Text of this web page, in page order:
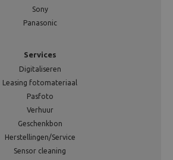
Sony
Panasonic
Services
Digitaliseren
Leasing fotomateriaal
Pasfoto
Verhuur
Geschenkbon
Herstellingen/Service
Sensor cleaning